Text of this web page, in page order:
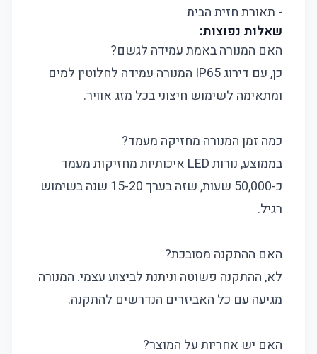
- תאורת חזית הבית
שאלות נפוצות:
האם המנורה באמת עמידה לגשם?
כן, עם דירוג IP65 המנורה עמידה לחלוטין למים
ומתאימה לשימוש חיצוני בכל מזג אוויר.
כמה זמן המנורה מחזיקה מעמד?
בממוצע, נורות LED איכותיות מחזיקות מעמד
כ-50,000 שעות, שזה בערך 15-20 שנה בשימוש
רגיל.
האם ההתקנה מסובכת?
לא, ההתקנה פשוטה וניתנת לביצוע עצמי. המנורה
מגיעה עם כל האביזרים הנדרשים להתקנה.
האם יש אחריות על המוצר?